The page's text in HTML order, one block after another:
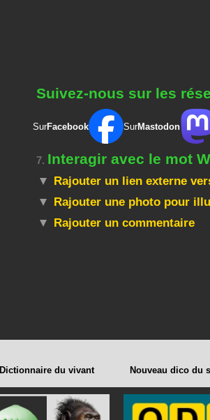
Suivez-nous sur les
SurFacebook SurMastodon
7. Interagir avec le mot
Rajouter un lien externe
Rajouter une photo pour
Rajouter un commentaire
Dictionnaire du vivant Nouveau dico du